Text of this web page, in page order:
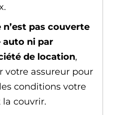
pas couverte
auto ni par
de location,
votre assureur pour
conditions votre
couvrir.